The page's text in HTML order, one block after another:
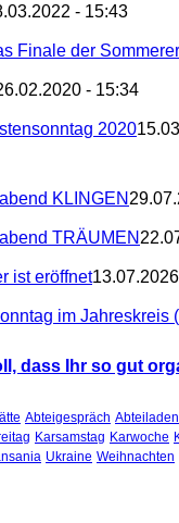
- 15:43
Finale der
- 15:34
2020
KLINGEN
TRÄUMEN
ist eröffnet
im Jahreskreis
dass Ihr so gut
Abteigespräch Abteiladen
Karsamstag Karwoche
Ukraine Weihnachten